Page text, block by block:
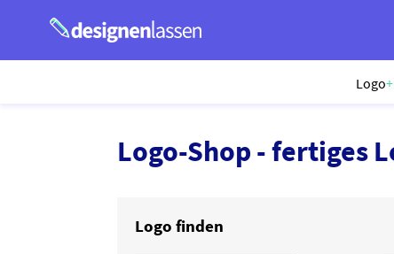
Logo+
Logo-Shop - fertiges
Logo finden